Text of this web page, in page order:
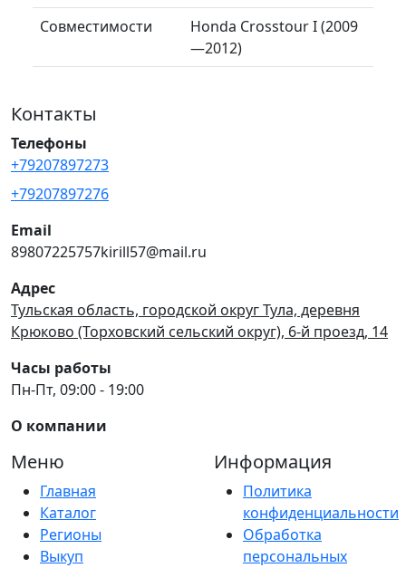
Совместимости
Honda Crosstour I (2009
—2012)
Контакты
Телефоны
+79207897273
+79207897276
Email
89807225757kirill57@mail.ru
Адрес
Тульская область, городской округ Тула, деревня
Крюково (Торховский сельский округ), 6-й проезд, 14
Часы работы
Пн-Пт, 09:00 - 19:00
О компании
Меню
Главная
Каталог
Регионы
Выкуп
Информация
Политика
конфиденциальности
Обработка
персональных